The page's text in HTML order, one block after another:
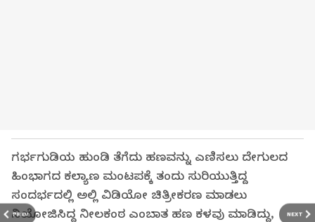
PREV NEXT
ಗರ್ಭಗುಡಿಯ ಹುಂಡಿ ತೆಗೆದು ಹಣವನ್ನು ಎಣಿಸಲು ದೇಗುಲದ
ಹಿಂಭಾಗದ ಕಲ್ಯಾಣ ಮಂಟಪಕ್ಕೆ ತಂದು ಸುರಿಯುತ್ತಿದ್ದ
ಸಂದರ್ಭದಲ್ಲಿ ಅಲ್ಲಿ ವಿಡಿಯೋ ಚಿತ್ರೀಕರಣ ಮಾಡಲು
ನಿಯೋಜಿಸಿದ್ದ ನೀಲಕಂಠ ಎಂಬಾತ ಹಣ ಕಳವು ಮಾಡಿದ್ದು,